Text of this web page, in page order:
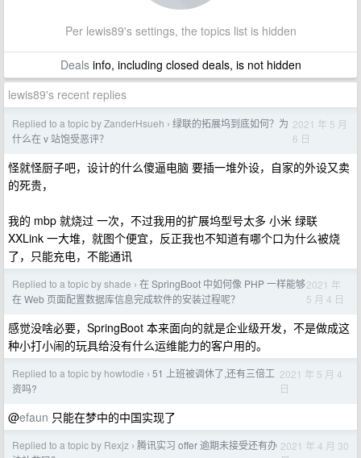
Per lewis89's settings, the topics list is hidden
Dealsinfo, including closed deals, is not hidden
lewis89's recent replies
Replied to a topic by ZanderHsueh › 绿联的拓展坞到底如何？为
什么在 v 站饱受恶评？
2021 年 5 月
6 日
怪就怪厨子吧，设计的什么傻逼电脑 要插一堆外设，自家的外设又卖
的死贵，
我的 mbp 就烧过 一次，不过我用的扩展坞型号太多 小米 绿联
XXLink 一大堆，就图个便宜，反正我也不知道有哪个口为什么被烧
了，只能充电，不能通讯
Replied to a topic by shade › 在 SpringBoot 中如何像 PHP 一样能够
在 Web 页面配置数据库信息完成软件的安装过程呢？
2021 年
5 月 4 日
感觉没啥必要，SpringBoot 本来面向的就是企业级开发，不是做成这
种小打小闹的玩具给没有什么运维能力的客户用的。
Replied to a topic by howtodie › 51 上班被调休了,还有三倍工
资吗?
2021 年 5 月 4
日
@efaun 只能在梦中的中国实现了
Replied to a topic by Rexjz › 腾讯实习 offer 逾期未接受还有办 2021 年 4 月 30